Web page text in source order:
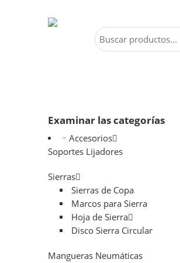
Examinar las categorías
Accesorios
Soportes Lijadores
Sierras
Sierras de Copa
Marcos para Sierra
Hoja de Sierra
Disco Sierra Circular
Mangueras Neumáticas